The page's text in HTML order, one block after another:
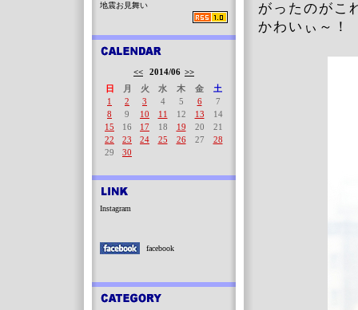
がったのがこ
かわいぃ～
地震お見舞い
<< 2014/06 >>
日
月 火 水 木 金
土
1
2 3 4 5 6
7
8
9 10 11 12 13
14
15
16 17 18 19 20
21
22
23 24 25 26 27
28
29
30
Instagram
facebook